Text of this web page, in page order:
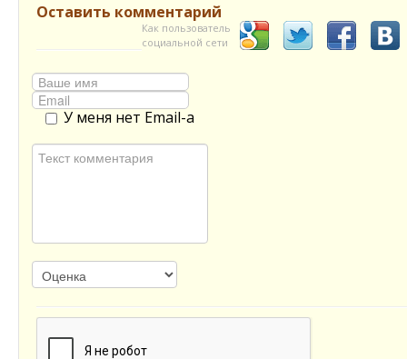
Оставить комментарий
Как пользователь
социальной сети
У меня нет Email-а